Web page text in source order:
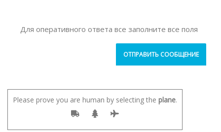
Для оперативного ответа все заполните все поля
Please prove you are human by selecting the plane.